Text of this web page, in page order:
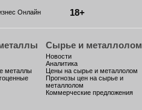
Онлайн 18+
металлы
Сырье и металлолом
Новости
Аналитика
Цены на сырье и металлолом
Прогнозы цен на сырье и
металлолом
Коммерческие предложения